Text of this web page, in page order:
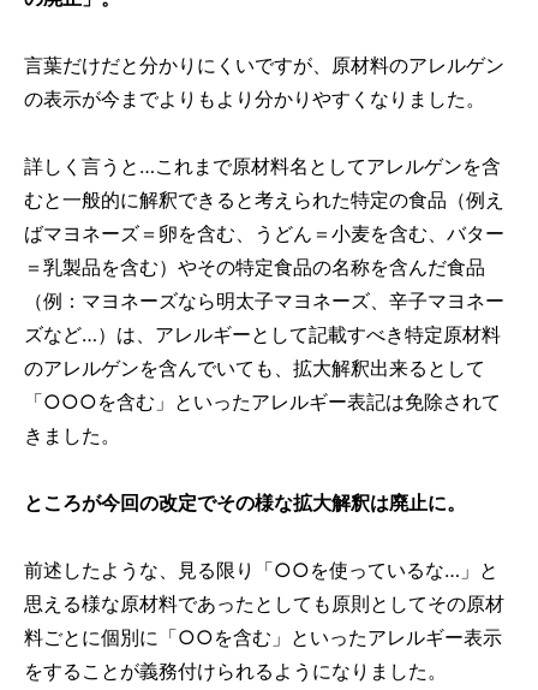
言葉だけだと分かりにくいですが、原材料のアレルゲン
の表示が今までよりもより分かりやすくなりました。
詳しく言うと…これまで原材料名としてアレルゲンを含
むと一般的に解釈できると考えられた特定の食品（例え
ばマヨネーズ＝卵を含む、うどん＝小麦を含む、バター
＝乳製品を含む）やその特定食品の名称を含んだ食品
（例：マヨネーズなら明太子マヨネーズ、辛子マヨネー
ズなど…）は、アレルギーとして記載すべき特定原材料
のアレルゲンを含んでいても、拡大解釈出来るとして
「○○○を含む」といったアレルギー表記は免除されて
きました。
ところが今回の改定でその様な拡大解釈は廃止に。
前述したような、見る限り「○○を使っているな…」と
思える様な原材料であったとしても原則としてその原材
料ごとに個別に「○○を含む」といったアレルギー表示
をすることが義務付けられるようになりました。